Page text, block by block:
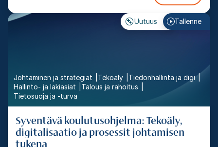
Uutuus Tallenne
Johtaminen ja strategiat Tekoäly
Tiedonhallinta ja digi
Hallinto- ja lakiasiat
Talous ja rahoitus
Tietosuoja ja -turva
Syventävä koulutusohjelma: Tekoäly,
digitalisaatio ja prosessit johtamisen
tukena